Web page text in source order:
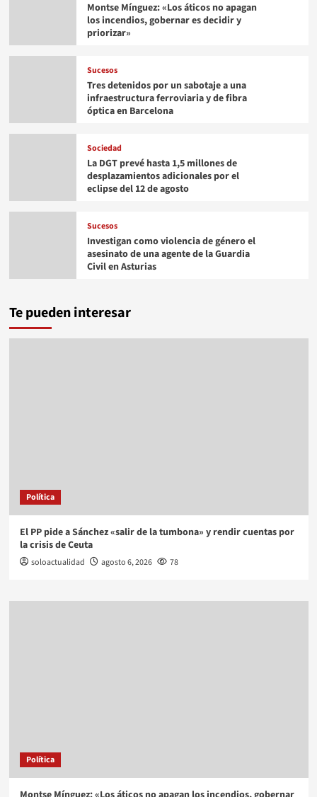
Montse Mínguez: «Los áticos no apagan
los incendios, gobernar es decidir y
priorizar»
Sucesos
Tres detenidos por un sabotaje a una
infraestructura ferroviaria y de fibra
óptica en Barcelona
Sociedad
La DGT prevé hasta 1,5 millones de
desplazamientos adicionales por el
eclipse del 12 de agosto
Sucesos
Investigan como violencia de género el
asesinato de una agente de la Guardia
Civil en Asturias
Te pueden interesar
Política
El PP pide a Sánchez «salir de la tumbona» y rendir cuentas por
la crisis de Ceuta
soloactualidad agosto 6, 2026 78
Política